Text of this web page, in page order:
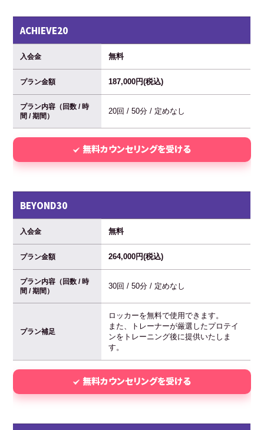
ACHIEVE20
入会金 無料
プラン金額 187,000円(税込)
プラン内容（回数 / 時
間 / 期間）
20回 / 50分 / 定めなし
無料カウンセリングを受ける
BEYOND30
入会金 無料
プラン金額 264,000円(税込)
プラン内容（回数 / 時
間 / 期間）
30回 / 50分 / 定めなし
プラン補足
ロッカーを無料で使用できます。
また、トレーナーが厳選したプロテイ
ンをトレーニング後に提供いたしま
す。
無料カウンセリングを受ける